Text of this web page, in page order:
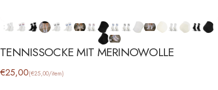
TENNISSOCKE MIT MERINOWOLLE
€25,00
Grundpreis
(€25,00/
pro item)